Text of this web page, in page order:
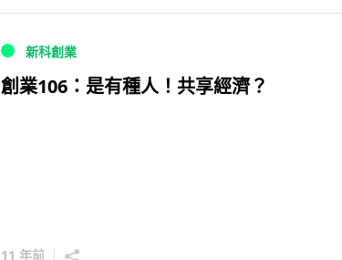
新科創業
創業106：是有種人！共享經濟？
11 年前